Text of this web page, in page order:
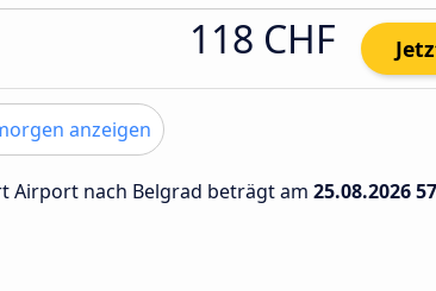
118 CHF
anzeigen
Airport nach Belgrad beträgt am 25.08.2026